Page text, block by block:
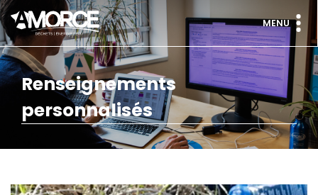
MENU
Renseignements
personnalisés